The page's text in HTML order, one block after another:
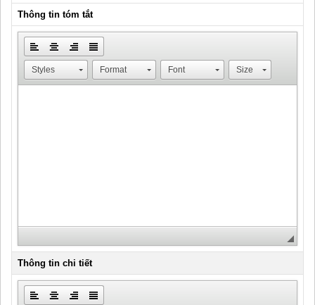
Thông tin tóm tắt
Styles Format Font Size
Thông tin chi tiết